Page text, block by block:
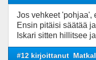
Jos vehkeet 'pohjaa',
Ensin pitäisi säätää
Iskari sitten hillitsee
#12 kirjoittanut